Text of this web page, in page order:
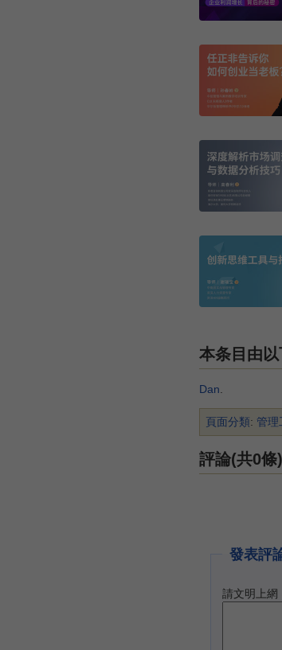
本条目由
Dan
頁面分類: 管理
評論(共0條)
發表評
請文明上網